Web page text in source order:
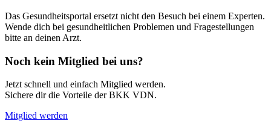
Das Gesundheitsportal ersetzt nicht den Besuch bei einem Experten.
Wende dich bei gesundheitlichen Problemen und Fragestellungen
bitte an deinen Arzt.
Noch kein Mitglied bei uns?
Jetzt schnell und einfach Mitglied werden.
Sichere dir die Vorteile der BKK VDN.
Mitglied werden